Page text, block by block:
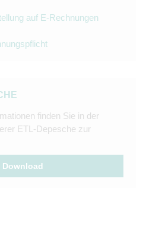
auf E-Rechnungen
finden Sie in der
ETL-Depesche zur
Download